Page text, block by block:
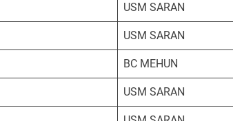
USM SARAN
USM SARAN
BC MEHUN
USM SARAN